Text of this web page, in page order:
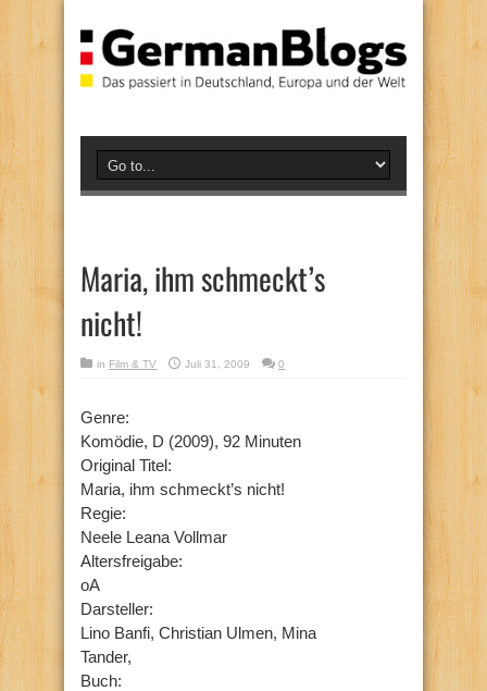
Maria, ihm schmeckt’s
nicht!
in Film & TV Juli 31, 2009 0
Genre:
Komödie, D (2009), 92 Minuten
Original Titel:
Maria, ihm schmeckt’s nicht!
Regie:
Neele Leana Vollmar
Altersfreigabe:
oA
Darsteller:
Lino Banfi, Christian Ulmen, Mina
Tander,
Buch: